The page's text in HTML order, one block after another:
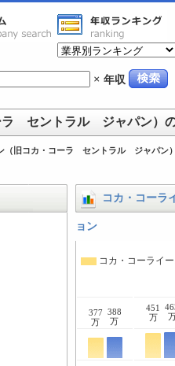
× 年収
ラ セントラル ジャパン）
（旧コカ・コーラ セントラル ジャパン
コカ・コーラ
ョン
コカ・コーライ
377
万
388
万
451
万